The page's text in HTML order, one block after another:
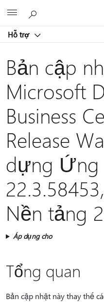
Hỗ trợ
Bản cập
Microsoft
Business
Release
dựng Ứng
Nền tảng
Áp dụng cho
Tổng quan
Bản cập nhật này thay thế